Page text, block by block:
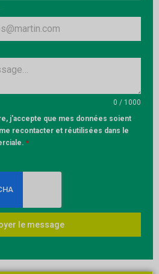
0 / 1000
j'accepte que mes données soient
recontacter et réutilisées dans le
*
le message